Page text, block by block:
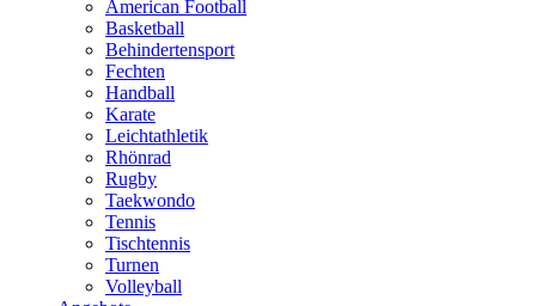
American Football
Basketball
Behindertensport
Fechten
Handball
Karate
Leichtathletik
Rhönrad
Rugby
Taekwondo
Tennis
Tischtennis
Turnen
Volleyball